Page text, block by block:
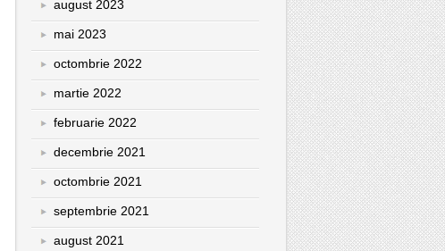
august 2023
mai 2023
octombrie 2022
martie 2022
februarie 2022
decembrie 2021
octombrie 2021
septembrie 2021
august 2021